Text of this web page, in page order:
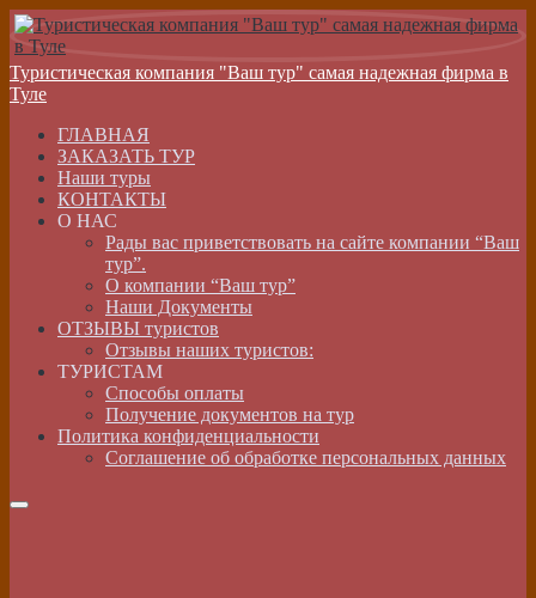
Туристическая компания "Ваш тур" самая надежная фирма в
Туле
ГЛАВНАЯ
ЗАКАЗАТЬ ТУР
Наши туры
КОНТАКТЫ
О НАС
Рады вас приветствовать на сайте компании “Ваш
тур”.
О компании “Ваш тур”
Наши Документы
ОТЗЫВЫ туристов
Отзывы наших туристов:
ТУРИСТАМ
Способы оплаты
Получение документов на тур
Политика конфиденциальности
Соглашение об обработке персональных данных